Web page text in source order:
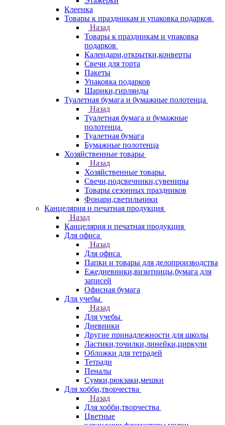
Клеенка
Товары к праздникам и упаковка подарков
Назад
Товары к праздникам и упаковка
подарков
Календари,открытки,конверты
Свечи для торта
Пакеты
Упаковка подарков
Шарики,гирлянды
Туалетная бумага и бумажные полотенца
Назад
Туалетная бумага и бумажные
полотенца
Туалетная бумага
Бумажные полотенца
Хозяйственные товары
Назад
Хозяйственные товары
Свечи,подсвечники,сувениры
Товары сезонных праздников
Фонари,светильники
Канцелярия и печатная продукция
Назад
Канцелярия и печатная продукция
Для офиса
Назад
Для офиса
Папки и товары для делопроизводства
Ежедневники,визитницы,бумага для
записей
Офисная бумага
Для учебы
Назад
Для учебы
Дневники
Другие принадлежности для школы
Ластики,точилки,линейки,циркули
Обложки для тетрадей
Тетради
Пеналы
Сумки,рюкзаки,мешки
Для хобби,творчества
Назад
Для хобби,творчества
Цветные